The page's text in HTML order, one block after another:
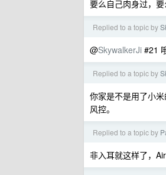
要么自己肉身过，
Replied to a topic by
@SkywalkerJi #21
Replied to a topic by
你家是不是用了小
风控。
Replied to a topic by
非入耳就这样了，